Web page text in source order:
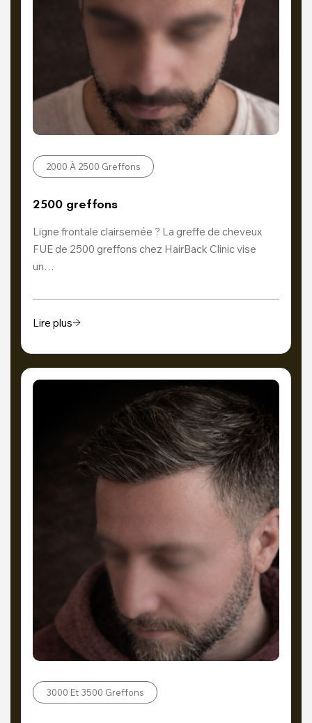
2000 À 2500 Greffons
2500 greffons
Ligne frontale clairsemée ? La greffe de cheveux
FUE de 2500 greffons chez HairBack Clinic vise
un…
Lire plus
3000 Et 3500 Greffons